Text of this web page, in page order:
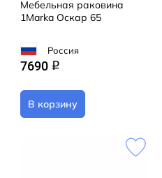
Мебельная раковина
1Marka Оскар 65
Россия
7690 q
В корзину